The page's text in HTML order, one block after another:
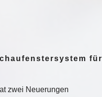
für
zwei Neuerungen